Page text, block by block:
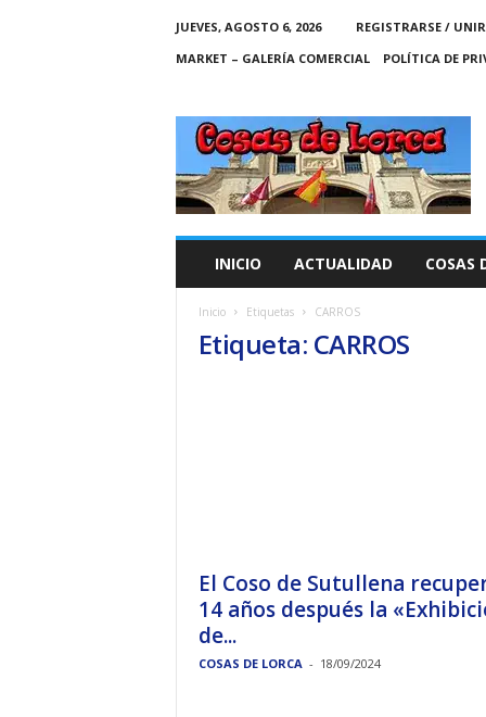
JUEVES, AGOSTO 6, 2026
REGISTRARSE /
MARKET – GALERÍA COMERCIAL
POLÍTICA DE
C
A
S
INICIO ACTUALIDAD COSAS
Inicio Etiquetas CARROS
Etiqueta: CARROS
El Coso de Sutullena
14 años después la
de...
COSAS DE LORCA - 18/09/2024